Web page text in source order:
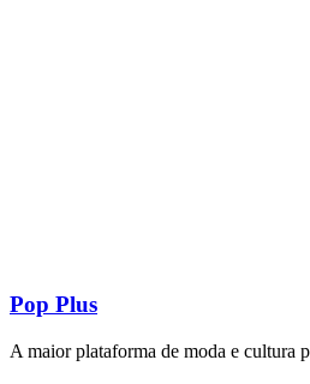
Pop Plus
A maior plataforma de moda e cultura